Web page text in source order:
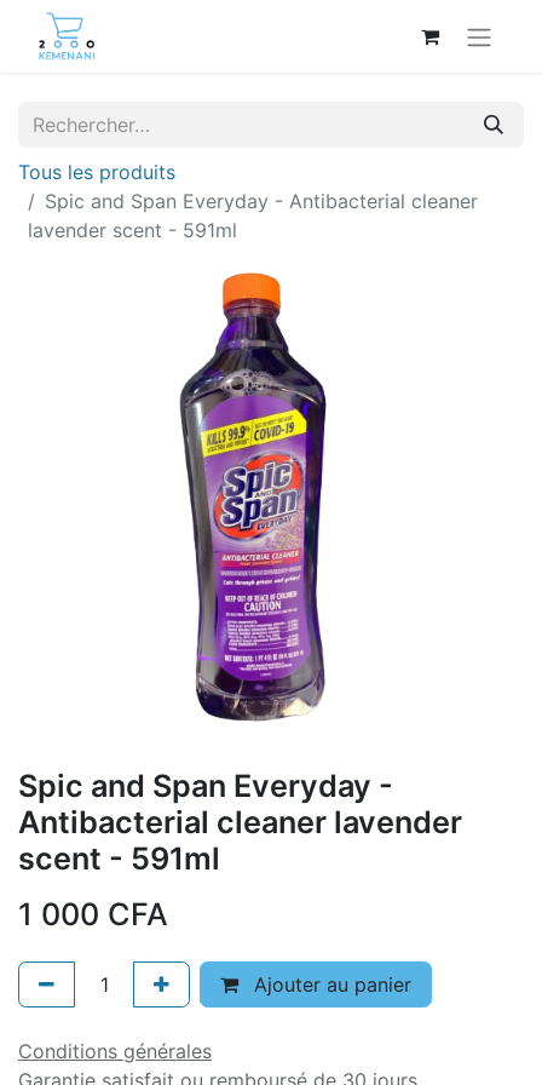
Tous les produits
Spic and Span Everyday - Antibacterial cleaner
lavender scent - 591ml
Spic and Span Everyday -
Antibacterial cleaner lavender
scent - 591ml
1 000 CFA
Ajouter au panier
Conditions générales
Garantie satisfait ou remboursé de 30 jours